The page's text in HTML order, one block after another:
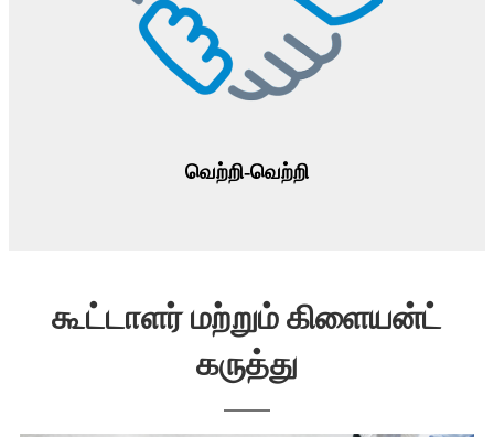
வெற்றி-வெற்றி
கூட்டாளர் மற்றும் கிளையன்ட்
கருத்து